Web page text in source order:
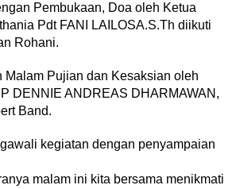
Pembukaan, Doa oleh Ketua
Pdt FANI LAILOSA.S.Th diikuti
Rohani.
Malam Pujian dan Kesaksian oleh
DENNIE ANDREAS DHARMAWAN,
Band.
kegiatan dengan penyampaian
malam ini kita bersama menikmati